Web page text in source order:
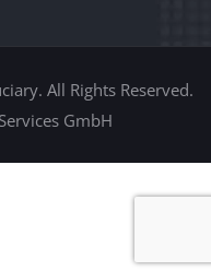
All Rights Reserved.
GmbH